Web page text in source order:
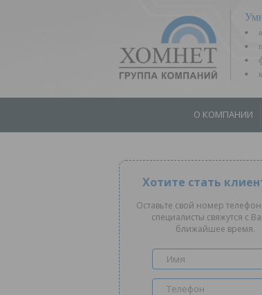
О КОМПАНИИ
Хотите стать
Оставьте свой номер
специалисты свяжутся с
ближайшее время.